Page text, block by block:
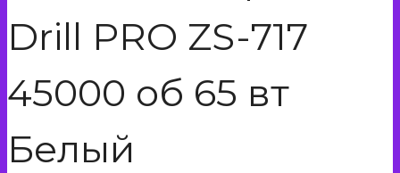
Drill PRO ZS-717
45000 об 65 вт
Белый